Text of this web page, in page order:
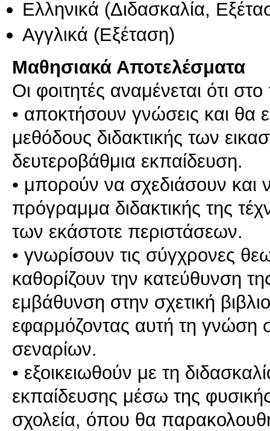
Ελληνικά (Διδασκαλία,
Αγγλικά (Εξέταση)
Μαθησιακά Αποτελέσματα
Οι φοιτητές αναμένεται ότι
• αποκτήσουν γνώσεις και θα
μεθόδους διδακτικής των
δευτεροβάθμια εκπαίδευση.
• μπορούν να σχεδιάσουν και
πρόγραμμα διδακτικής της
των εκάστοτε περιστάσεων.
• γνωρίσουν τις σύγχρονες
καθορίζουν την κατεύθυνση
εμβάθυνση στην σχετική
εφαρμόζοντας αυτή τη γνώση
σεναρίων.
• εξοικειωθούν με τη
εκπαίδευσης μέσω της
σχολεία, όπου θα